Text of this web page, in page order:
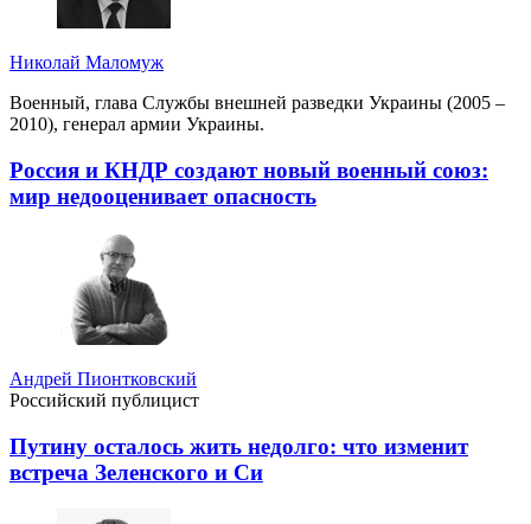
Николай Маломуж
Военный, глава Службы внешней разведки Украины (2005 –
2010), генерал армии Украины.
Россия и КНДР создают новый военный союз:
мир недооценивает опасность
Андрей Пионтковский
Российский публицист
Путину осталось жить недолго: что изменит
встреча Зеленского и Си